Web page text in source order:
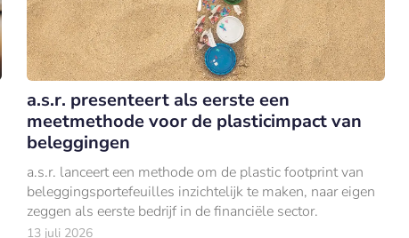
a.s.r. presenteert als eerste een
meetmethode voor de plasticimpact van
beleggingen
a.s.r. lanceert een methode om de plastic footprint van
beleggingsportefeuilles inzichtelijk te maken, naar eigen
zeggen als eerste bedrijf in de financiële sector.
13 juli 2026